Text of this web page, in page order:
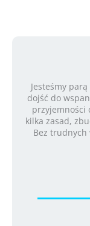
Jesteśmy
dojść do
przyjemności
kilka zasad,
Bez trudnych